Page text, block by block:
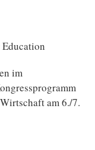
im
am 6./7.